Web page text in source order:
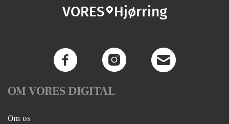
VORES Hjørring
OM VORES DIGITAL
Om os